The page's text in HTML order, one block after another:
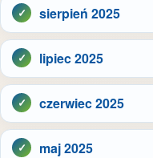
sierpień 2025
lipiec 2025
czerwiec 2025
maj 2025